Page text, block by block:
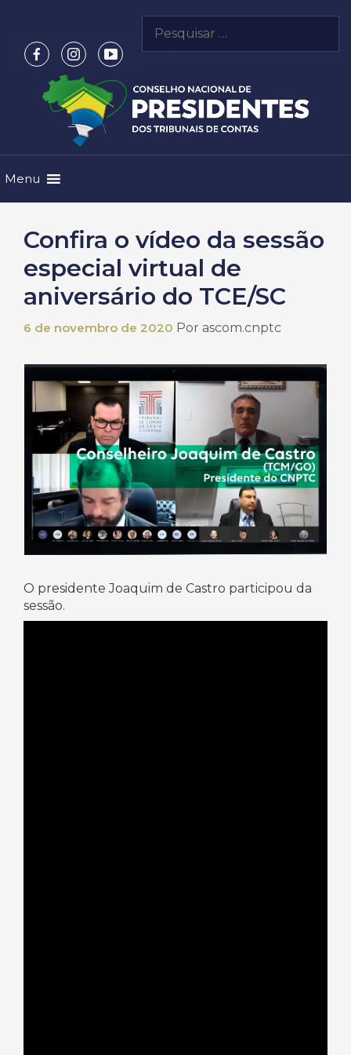
conteúdo
por:
Menu
Confira o vídeo da sessão
especial virtual de
aniversário do TCE/SC
6 de novembro de 2020 Por ascom.cnptc
O presidente Joaquim de Castro participou da
sessão.